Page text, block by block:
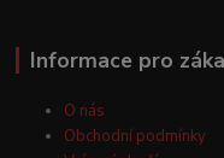
Informace pro
O nás
Obchodní podmínky